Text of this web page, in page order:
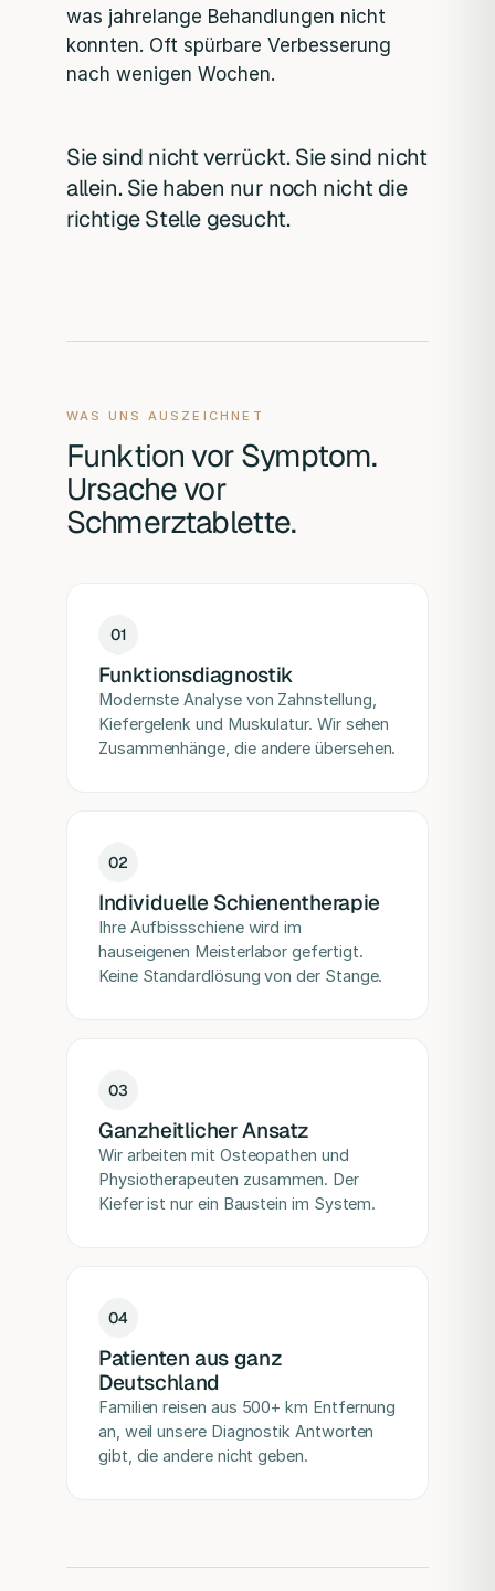
was jahrelange Behandlungen nicht
konnten. Oft spürbare Verbesserung
nach wenigen Wochen.
Sie sind nicht verrückt. Sie sind nicht
allein. Sie haben nur noch nicht die
richtige Stelle gesucht.
WAS UNS AUSZEICHNET
Funktion vor Symptom.
Ursache vor
Schmerztablette.
01
Funktionsdiagnostik
Modernste Analyse von Zahnstellung,
Kiefergelenk und Muskulatur. Wir sehen
Zusammenhänge, die andere übersehen.
02
Individuelle Schienentherapie
Ihre Aufbissschiene wird im
hauseigenen Meisterlabor gefertigt.
Keine Standardlösung von der Stange.
03
Ganzheitlicher Ansatz
Wir arbeiten mit Osteopathen und
Physiotherapeuten zusammen. Der
Kiefer ist nur ein Baustein im System.
04
Patienten aus ganz
Deutschland
Familien reisen aus 500+ km Entfernung
an, weil unsere Diagnostik Antworten
gibt, die andere nicht geben.